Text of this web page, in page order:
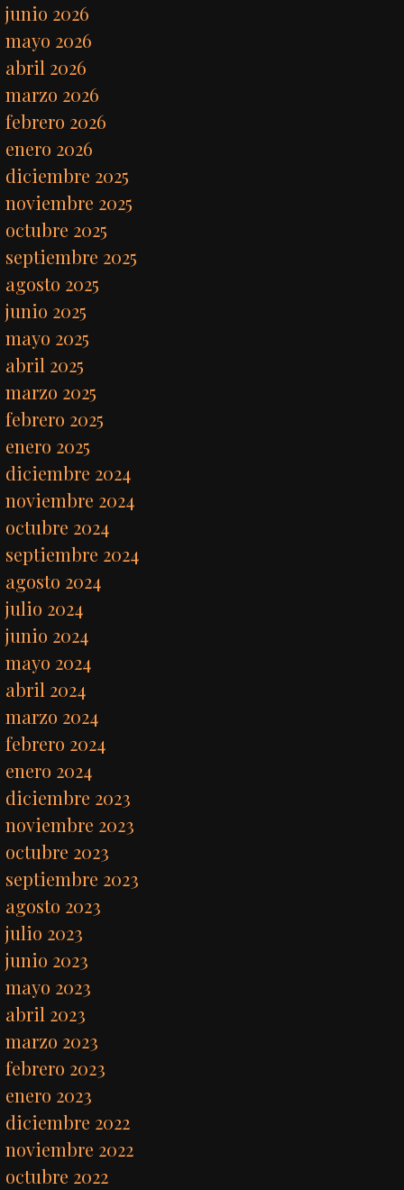
junio 2026
mayo 2026
abril 2026
marzo 2026
febrero 2026
enero 2026
diciembre 2025
noviembre 2025
octubre 2025
septiembre 2025
agosto 2025
junio 2025
mayo 2025
abril 2025
marzo 2025
febrero 2025
enero 2025
diciembre 2024
noviembre 2024
octubre 2024
septiembre 2024
agosto 2024
julio 2024
junio 2024
mayo 2024
abril 2024
marzo 2024
febrero 2024
enero 2024
diciembre 2023
noviembre 2023
octubre 2023
septiembre 2023
agosto 2023
julio 2023
junio 2023
mayo 2023
abril 2023
marzo 2023
febrero 2023
enero 2023
diciembre 2022
noviembre 2022
octubre 2022